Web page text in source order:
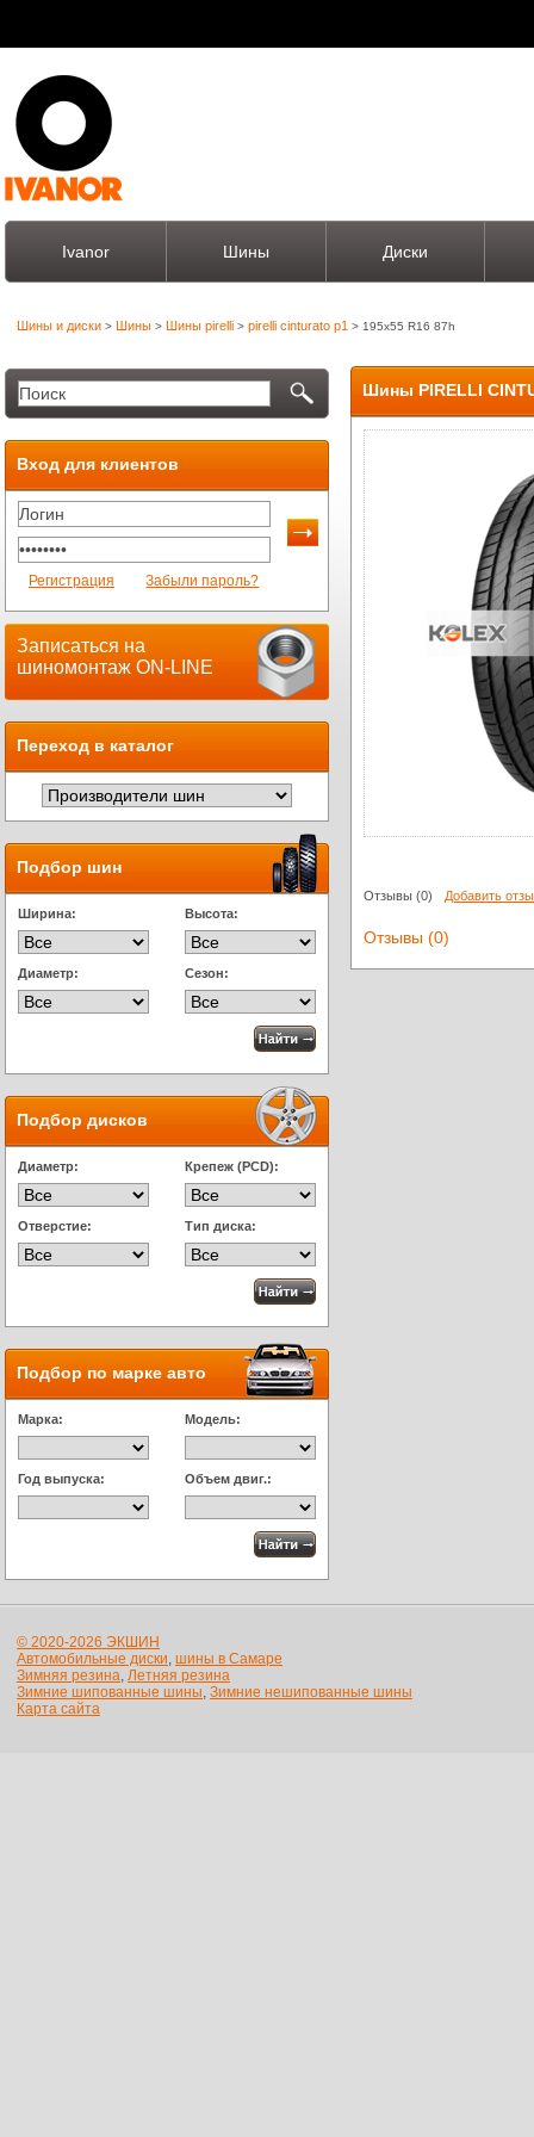
Ivanor Шины Диски
Шины и диски > Шины > Шины pirelli > pirelli cinturato p1 > 195x55 R16 87h
Вход для клиентов
Регистрация Забыли пароль?
Записаться на
шиномонтаж ON-LINE
Переход в каталог
Подбор шин
Ширина: Высота:
Диаметр: Сезон:
Подбор дисков
Диаметр: Крепеж (PCD):
Отверстие: Тип диска:
Подбор по марке авто
Марка: Модель:
Год выпуска: Объем двиг.:
Шины PIRELLI
Отзывы (0) Добавить
Отзывы (0)
© 2020-2026 ЭКШИН
Автомобильные диски, шины в Самаре
Зимняя резина, Летняя резина
Зимние шипованные шины, Зимние нешипованные шины
Карта сайта